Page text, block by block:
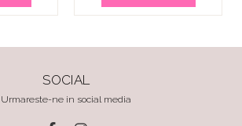
SOCIAL
Urmareste-ne in social media